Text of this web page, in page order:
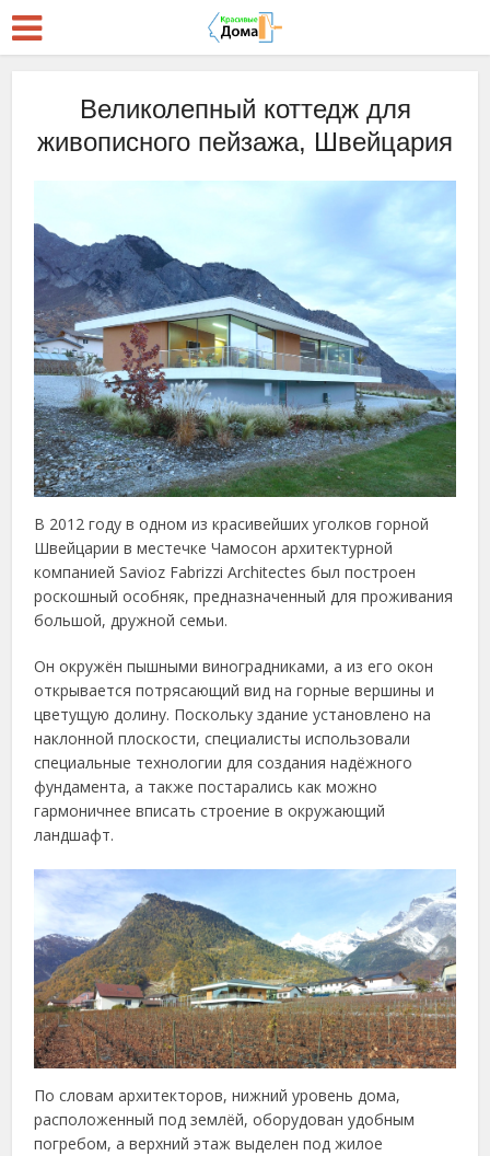
Великолепный коттедж для
живописного пейзажа, Швейцария
В 2012 году в одном из красивейших уголков горной
Швейцарии в местечке Чамосон архитектурной
компанией Savioz Fabrizzi Architectes был построен
роскошный особняк, предназначенный для проживания
большой, дружной семьи.
Он окружён пышными виноградниками, а из его окон
открывается потрясающий вид на горные вершины и
цветущую долину. Поскольку здание установлено на
наклонной плоскости, специалисты использовали
специальные технологии для создания надёжного
фундамента, а также постарались как можно
гармоничнее вписать строение в окружающий
ландшафт.
По словам архитекторов, нижний уровень дома,
расположенный под землёй, оборудован удобным
погребом, а верхний этаж выделен под жилое